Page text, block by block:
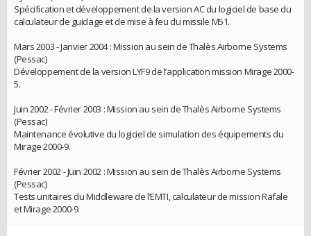
Spécification et développement de la version AC du logiciel de base du
calculateur de guidage et de mise à feu du missile M51.
Mars 2003 - Janvier 2004 : Mission au sein de Thalès Airborne Systems
(Pessac)
Développement de la version LYF9 de l’application mission Mirage 2000-
5.
Juin 2002 - Février 2003 : Mission au sein de Thalès Airborne Systems
(Pessac)
Maintenance évolutive du logiciel de simulation des équipements du
Mirage 2000-9.
Février 2002 - Juin 2002 : Mission au sein de Thalès Airborne Systems
(Pessac)
Tests unitaires du Middleware de l’EMTI, calculateur de mission Rafale
et Mirage 2000-9.